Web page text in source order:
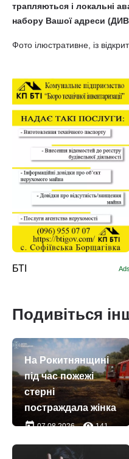
трапляються і локальні
набору Вашої адреси
Фото ілюстративне, із
БТІ Ads
Подивіться
На Рокитнянщині
під час пожежі
стерні
постраждала жінка
today07.08.2026 remove_red_eye141